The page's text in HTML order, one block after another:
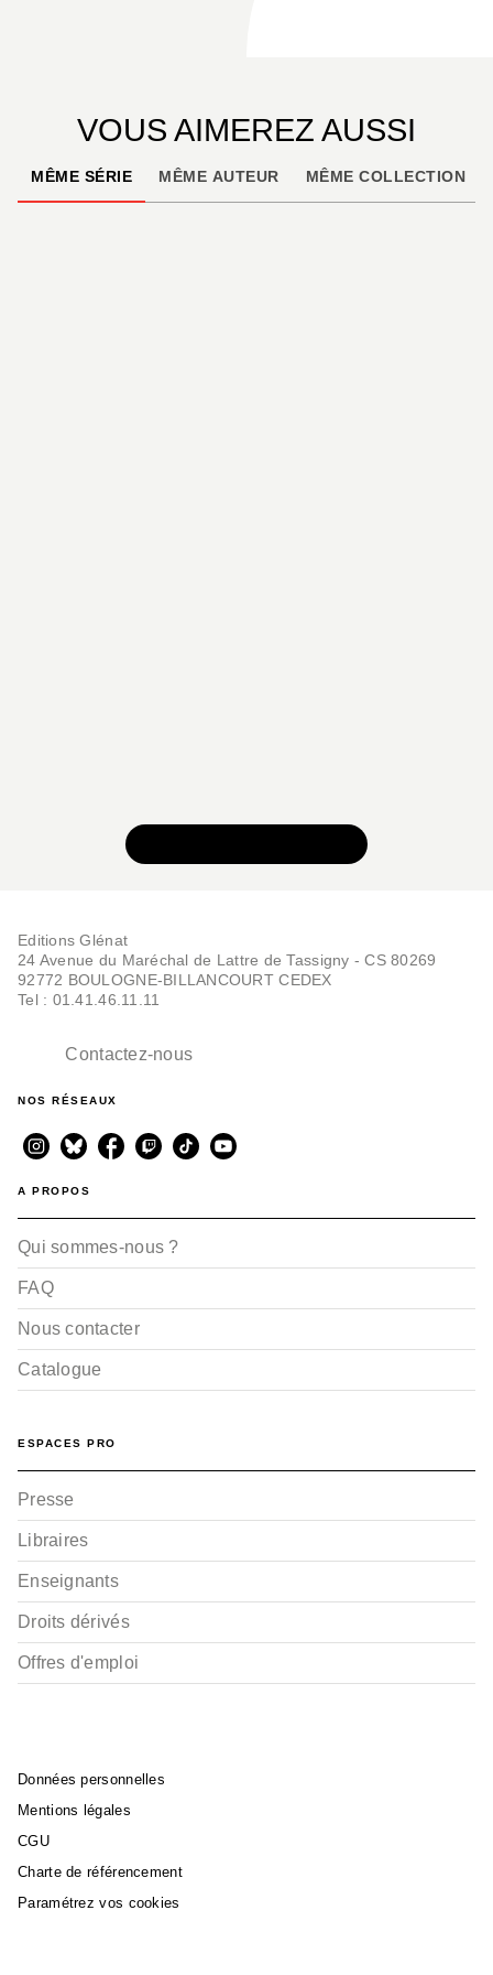
VOUS AIMEREZ AUSSI
MÊME SÉRIE MÊME AUTEUR MÊME COLLECTION
Editions Glénat
24 Avenue du Maréchal de Lattre de Tassigny - CS 80269
92772 BOULOGNE-BILLANCOURT CEDEX
Tel : 01.41.46.11.11
Contactez-nous
NOS RÉSEAUX
A PROPOS
Qui sommes-nous ?
FAQ
Nous contacter
Catalogue
ESPACES PRO
Presse
Libraires
Enseignants
Droits dérivés
Offres d'emploi
Données personnelles
Mentions légales
CGU
Charte de référencement
Paramétrez vos cookies